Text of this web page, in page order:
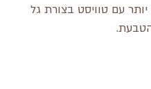
עם טוויסט בצורת גל